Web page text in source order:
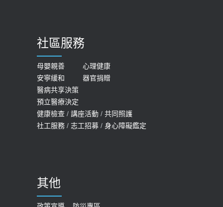
2026-05-21
女性必看國健署公費懶人包！這幾項檢
查完全免費 沒做虧大了
2026-05-14
膝蓋退化有9大部位 骨科醫坦言：不
一定得換人工關節
2019-10-08
20歲迪士尼男星因癲癇猝逝 老人小
孩最好發、醫師點出8大前兆
2019-07-09
預約
社區服務
母嬰親善
心理健康
安寧緩和
器官捐贈
醫病共享決策
預立醫療決定
健康檢查 / 講座活動 / 共同照護
社工服務 / 志工招募 / 身心障礙鑑定
其他